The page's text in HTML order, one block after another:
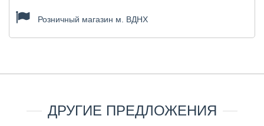
Розничный магазин м. ВДНХ
ДРУГИЕ ПРЕДЛОЖЕНИЯ